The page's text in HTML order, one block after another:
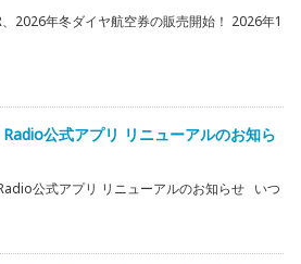
、2026年冬ダイヤ航空券の販売開始！ 2026年1
公式アプリ リニューアルのお知ら
公式アプリ リニューアルのお知らせ いつ